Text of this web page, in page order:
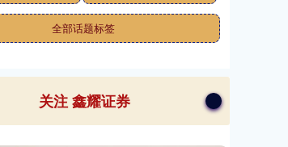
全部话题标签
关注 鑫耀证券